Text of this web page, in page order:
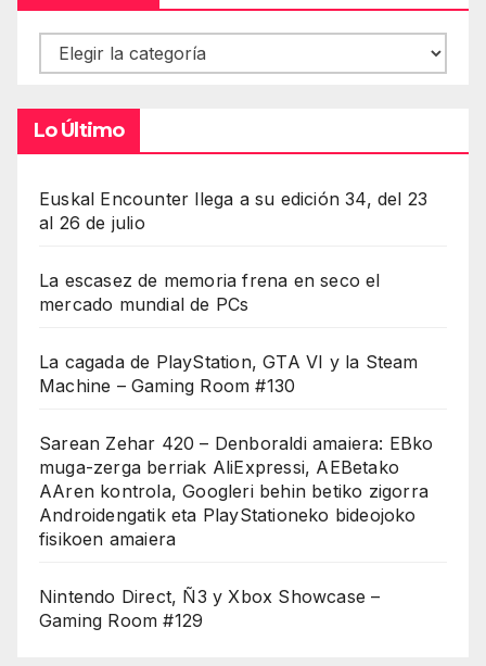
Contenidos
Lo Último
Euskal Encounter llega a su edición 34, del 23
al 26 de julio
La escasez de memoria frena en seco el
mercado mundial de PCs
La cagada de PlayStation, GTA VI y la Steam
Machine – Gaming Room #130
Sarean Zehar 420 – Denboraldi amaiera: EBko
muga-zerga berriak AliExpressi, AEBetako
AAren kontrola, Googleri behin betiko zigorra
Androidengatik eta PlayStationeko bideojoko
fisikoen amaiera
Nintendo Direct, Ñ3 y Xbox Showcase –
Gaming Room #129